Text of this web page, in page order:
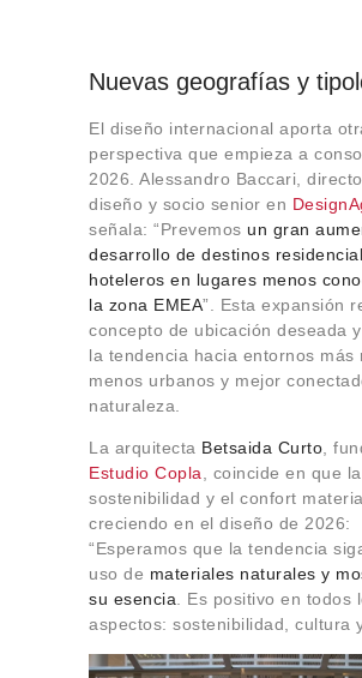
Nuevas geografías y
El diseño internacional aporta
perspectiva que empieza a
2026. Alessandro Baccari,
diseño y socio senior en
señala: “Prevemos un gran
desarrollo de destinos
hoteleros en lugares menos
la zona EMEA”. Esta expansión
concepto de ubicación deseada
la tendencia hacia entornos más
menos urbanos y mejor
naturaleza.
La arquitecta Betsaida Curto ,
Estudio Copla , coincide en que la
sostenibilidad y el confort
creciendo en el diseño de 2026:
“Esperamos que la tendencia
uso de materiales naturales y
su esencia . Es positivo en todos
aspectos: sostenibilidad, cultura